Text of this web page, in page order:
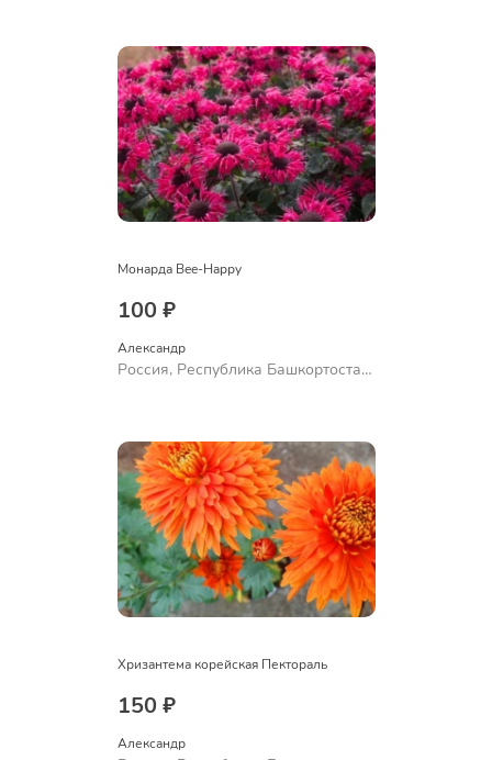
Монарда Bee-Happy
100 ₽
Александр
Россия, Республика Башкортостан,
Хризантема корейская Пектораль
150 ₽
Александр